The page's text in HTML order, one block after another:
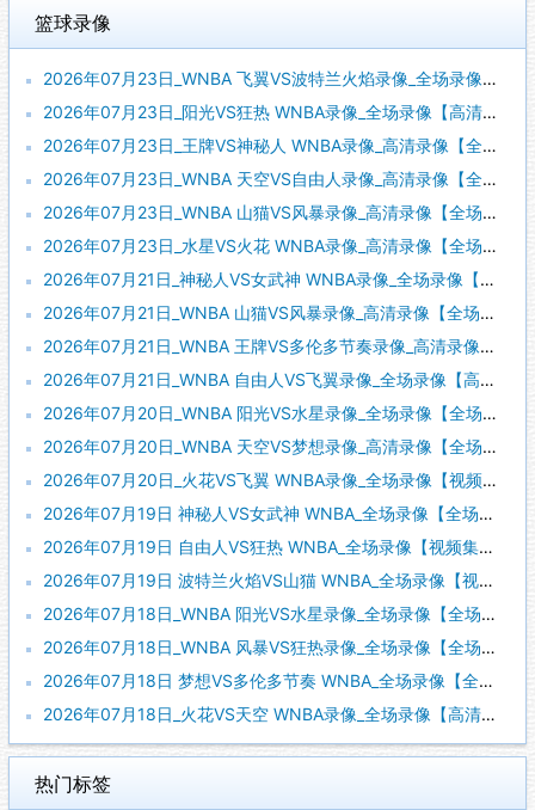
篮球录像
2026年07月23日_WNBA 飞翼VS波特兰火焰录像_全场录像【高清回放】
2026年07月23日_阳光VS狂热 WNBA录像_全场录像【高清回放】
2026年07月23日_王牌VS神秘人 WNBA录像_高清录像【全场回放】
2026年07月23日_WNBA 天空VS自由人录像_高清录像【全场回放】
2026年07月23日_WNBA 山猫VS风暴录像_高清录像【全场回放】
2026年07月23日_水星VS火花 WNBA录像_高清录像【全场回放】
2026年07月21日_神秘人VS女武神 WNBA录像_全场录像【视频集锦】
2026年07月21日_WNBA 山猫VS风暴录像_高清录像【全场回放】
2026年07月21日_WNBA 王牌VS多伦多节奏录像_高清录像【全场回放】
2026年07月21日_WNBA 自由人VS飞翼录像_全场录像【高清回放】
2026年07月20日_WNBA 阳光VS水星录像_全场录像【全场回放】
2026年07月20日_WNBA 天空VS梦想录像_高清录像【全场回放】
2026年07月20日_火花VS飞翼 WNBA录像_全场录像【视频集锦】
2026年07月19日 神秘人VS女武神 WNBA_全场录像【全场回放】
2026年07月19日 自由人VS狂热 WNBA_全场录像【视频集锦】
2026年07月19日 波特兰火焰VS山猫 WNBA_全场录像【视频集锦】
2026年07月18日_WNBA 阳光VS水星录像_全场录像【全场回放】
2026年07月18日_WNBA 风暴VS狂热录像_全场录像【全场回放】
2026年07月18日 梦想VS多伦多节奏 WNBA_全场录像【全场回放】
2026年07月18日_火花VS天空 WNBA录像_全场录像【高清回放】
热门标签